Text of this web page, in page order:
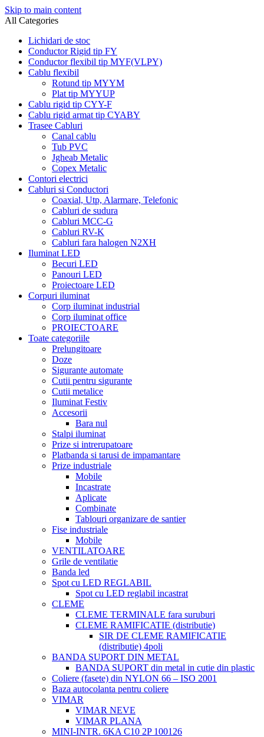
Skip to main content
All Categories
Lichidari de stoc
Conductor Rigid tip FY
Conductor flexibil tip MYF(VLPY)
Cablu flexibil
Rotund tip MYYM
Plat tip MYYUP
Cablu rigid tip CYY-F
Cablu rigid armat tip CYABY
Trasee Cabluri
Canal cablu
Tub PVC
Jgheab Metalic
Copex Metalic
Contori electrici
Cabluri si Conductori
Coaxial, Utp, Alarmare, Telefonic
Cabluri de sudura
Cabluri MCC-G
Cabluri RV-K
Cabluri fara halogen N2XH
Iluminat LED
Becuri LED
Panouri LED
Proiectoare LED
Corpuri iluminat
Corp iluminat industrial
Corp iluminat office
PROIECTOARE
Toate categoriile
Prelungitoare
Doze
Sigurante automate
Cutii pentru sigurante
Cutii metalice
Iluminat Festiv
Accesorii
Bara nul
Stalpi iluminat
Prize si intrerupatoare
Platbanda si tarusi de impamantare
Prize industriale
Mobile
Incastrate
Aplicate
Combinate
Tablouri organizare de santier
Fise industriale
Mobile
VENTILATOARE
Grile de ventilatie
Banda led
Spot cu LED REGLABIL
Spot cu LED reglabil incastrat
CLEME
CLEME TERMINALE fara suruburi
CLEME RAMIFICATIE (distributie)
SIR DE CLEME RAMIFICATIE
(distributie) 4poli
BANDA SUPORT DIN METAL
BANDA SUPORT din metal in cutie din plastic
Coliere (fasete) din NYLON 66 – ISO 2001
Baza autocolanta pentru coliere
VIMAR
VIMAR NEVE
VIMAR PLANA
MINI-INTR. 6KA C10 2P 100126